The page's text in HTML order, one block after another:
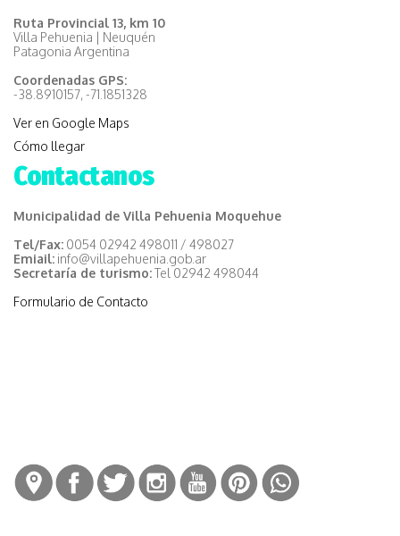
Ruta Provincial 13, km 10
Villa Pehuenia | Neuquén
Patagonia Argentina
Coordenadas GPS:
-38.8910157, -71.1851328
Ver en Google Maps
Cómo llegar
Contactanos
Municipalidad de Villa Pehuenia Moquehue
Tel/Fax: 0054 02942 498011 / 498027
Emiail: info@villapehuenia.gob.ar
Secretaría de turismo:Tel 02942 498044
Formulario de Contacto